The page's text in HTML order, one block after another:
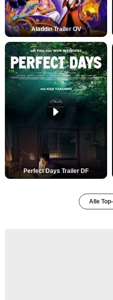
Aladdin Trailer OV
Perfect Days Trailer DF
Alle